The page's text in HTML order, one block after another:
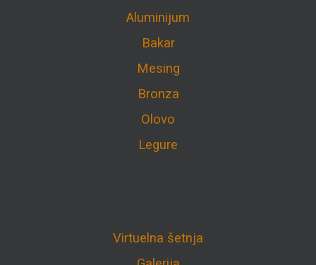
Aluminijum
Bakar
Mesing
Bronza
Olovo
Legure
Virtuelna šetnja